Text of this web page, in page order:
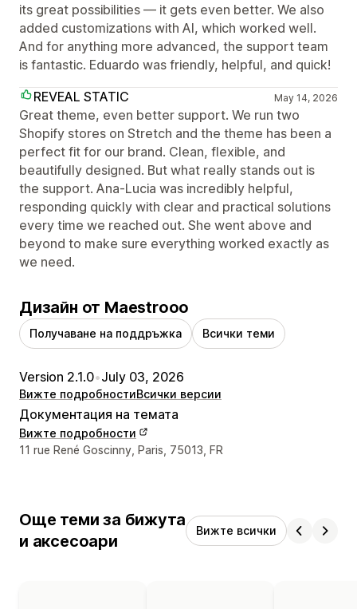
its great possibilities — it gets even better. We also
added customizations with AI, which worked well.
And for anything more advanced, the support team
is fantastic. Eduardo was friendly, helpful, and quick!
REVEAL STATIC
May 14, 2026
Great theme, even better support. We run two
Shopify stores on Stretch and the theme has been a
perfect fit for our brand. Clean, flexible, and
beautifully designed. But what really stands out is
the support. Ana-Lucia was incredibly helpful,
responding quickly with clear and practical solutions
every time we reached out. She went above and
beyond to make sure everything worked exactly as
we need.
Дизайн от Maestrooo
Получаване на поддръжка Всички теми
Version 2.1.0•July 03, 2026
Вижте подробностиВсички версии
Документация на темата
Вижте подробности
Данни за връзка с дизайнера
11 rue René Goscinny, Paris, 75013, FR
Още теми за бижута
и аксесоари
Вижте всички